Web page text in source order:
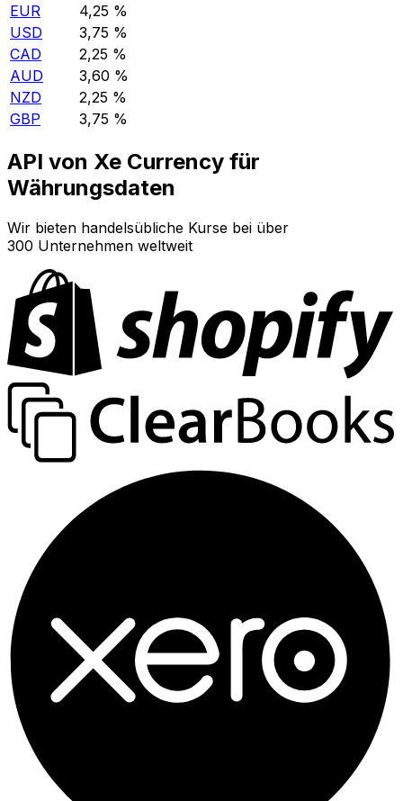
EUR
4,25 %
USD
3,75 %
CAD
2,25 %
AUD
3,60 %
NZD
2,25 %
GBP
3,75 %
API von Xe Currency für
Währungsdaten
Wir bieten handelsübliche Kurse bei über
300 Unternehmen weltweit